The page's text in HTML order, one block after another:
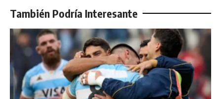
También Podría Interesante